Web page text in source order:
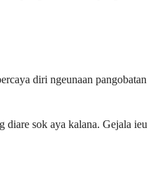
diri ngeunaan pangobatan
diare sok aya kalana. Gejala ieu